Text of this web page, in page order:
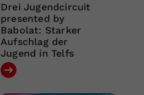
Drei Jugendcircuit
presented by
Babolat: Starker
Aufschlag der
Jugend in Telfs